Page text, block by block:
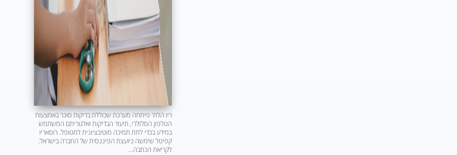
ריו הלת' פיתחה מערכת שכוללת בדיקות סוכר באמצעות
הטלפון הסלולרי, תיעוד הבדיקות ואלגוריתם המשתמש
במידע בכדי לתת תמיכה מוטיבציונית למטופל. רוסאריו
קפיטל שימשה כיועצת הפיננסית של החברה בישראל.
לקריאת הכתבה...